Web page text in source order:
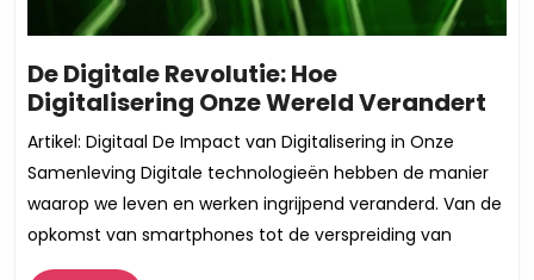
De Digitale Revolutie: Hoe
Digitalisering Onze Wereld Verandert
Artikel: Digitaal De Impact van Digitalisering in Onze
Samenleving Digitale technologieën hebben de manier
waarop we leven en werken ingrijpend veranderd. Van de
opkomst van smartphones tot de verspreiding van